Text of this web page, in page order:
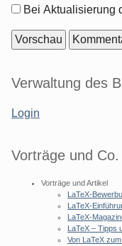
Optionen
Bei Aktualisierung
Seitenleiste
Verwaltung des
Login
Vorträge und Co.
Vorträge und Artikel
LaTeX-
LaTeX-
LaTeX-
LaTeX – Tipps
Von LaTeX